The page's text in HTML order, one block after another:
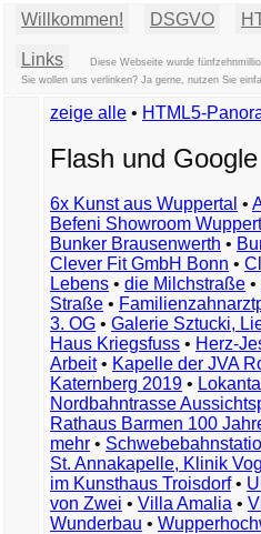
Willkommen! DSGVO
Links
Diese Webseite wurde
Sie wollen uns verlinken? Ja gerne, nutzen Sie
zeige alle • HTML5-
Flash und
6x Kunst aus Wuppertal •
Befeni Showroom
Bunker Brausenwerth •
Clever Fit GmbH Bonn •
Lebens • die Milchstraße •
Straße •
3. OG • Galerie Sztucki,
Haus Kriegsfuss • Herz-
Arbeit• Kapelle der JVA
Katernberg 2019 •
Nordbahntrasse
Rathaus Barmen 100
mehr •
St. Annakapelle, Klinik
im Kunsthaus Troisdorf•
von Zwei • Villa Amalia •
Wunderbau •